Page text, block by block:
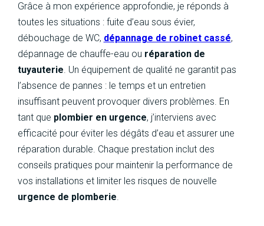
Grâce à mon expérience approfondie, je réponds à
toutes les situations : fuite d’eau sous évier,
débouchage de WC, dépannage de robinet cassé,
dépannage de chauffe-eau ou réparation de
tuyauterie. Un équipement de qualité ne garantit pas
l’absence de pannes : le temps et un entretien
insuffisant peuvent provoquer divers problèmes. En
tant que plombier en urgence, j’interviens avec
efficacité pour éviter les dégâts d’eau et assurer une
réparation durable. Chaque prestation inclut des
conseils pratiques pour maintenir la performance de
vos installations et limiter les risques de nouvelle
urgence de plomberie.